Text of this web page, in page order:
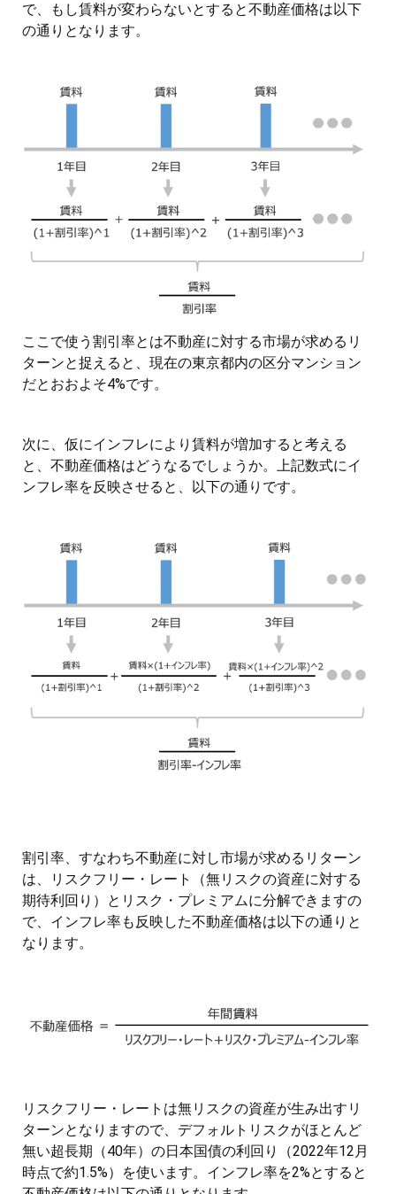
で、もし賃料が変わらないとすると不動産価格は以下
の通りとなります。
ここで使う割引率とは不動産に対する市場が求めるリ
ターンと捉えると、現在の東京都内の区分マンション
だとおおよそ4%です。
次に、仮にインフレにより賃料が増加すると考える
と、不動産価格はどうなるでしょうか。上記数式にイ
ンフレ率を反映させると、以下の通りです。
割引率、すなわち不動産に対し市場が求めるリターン
は、リスクフリー・レート（無リスクの資産に対する
期待利回り）とリスク・プレミアムに分解できますの
で、インフレ率も反映した不動産価格は以下の通りと
なります。
リスクフリー・レートは無リスクの資産が生み出すリ
ターンとなりますので、デフォルトリスクがほとんど
無い超長期（40年）の日本国債の利回り（2022年12月
時点で約1.5%）を使います。インフレ率を2%とすると